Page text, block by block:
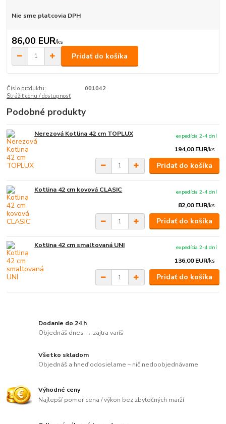
Nie sme platcovia DPH
86,00 EUR/ks
Pridať do košíka
Číslo produktu:
001042
Strážiť cenu / dostupnosť
Podobné produkty
Nerezová Kotlina 42 cm TOPLUX
194,00 EUR/ks
expedícia 2-4 dní
Pridať do košíka
Kotlina 42 cm kovová CLASIC
82,00 EUR/ks
expedícia 2-4 dní
Pridať do košíka
Kotlina 42 cm smaltovaná UNI
136,00 EUR/ks
expedícia 2-4 dní
Pridať do košíka
Dodanie do 24 h
Objednáš dnes → zajtra varíš
Všetko skladom
Objednáš a hneď odosielame – nič nedoobjednávame
Výhodné ceny
Najlepší pomer cena / výkon bez zbytočných marží